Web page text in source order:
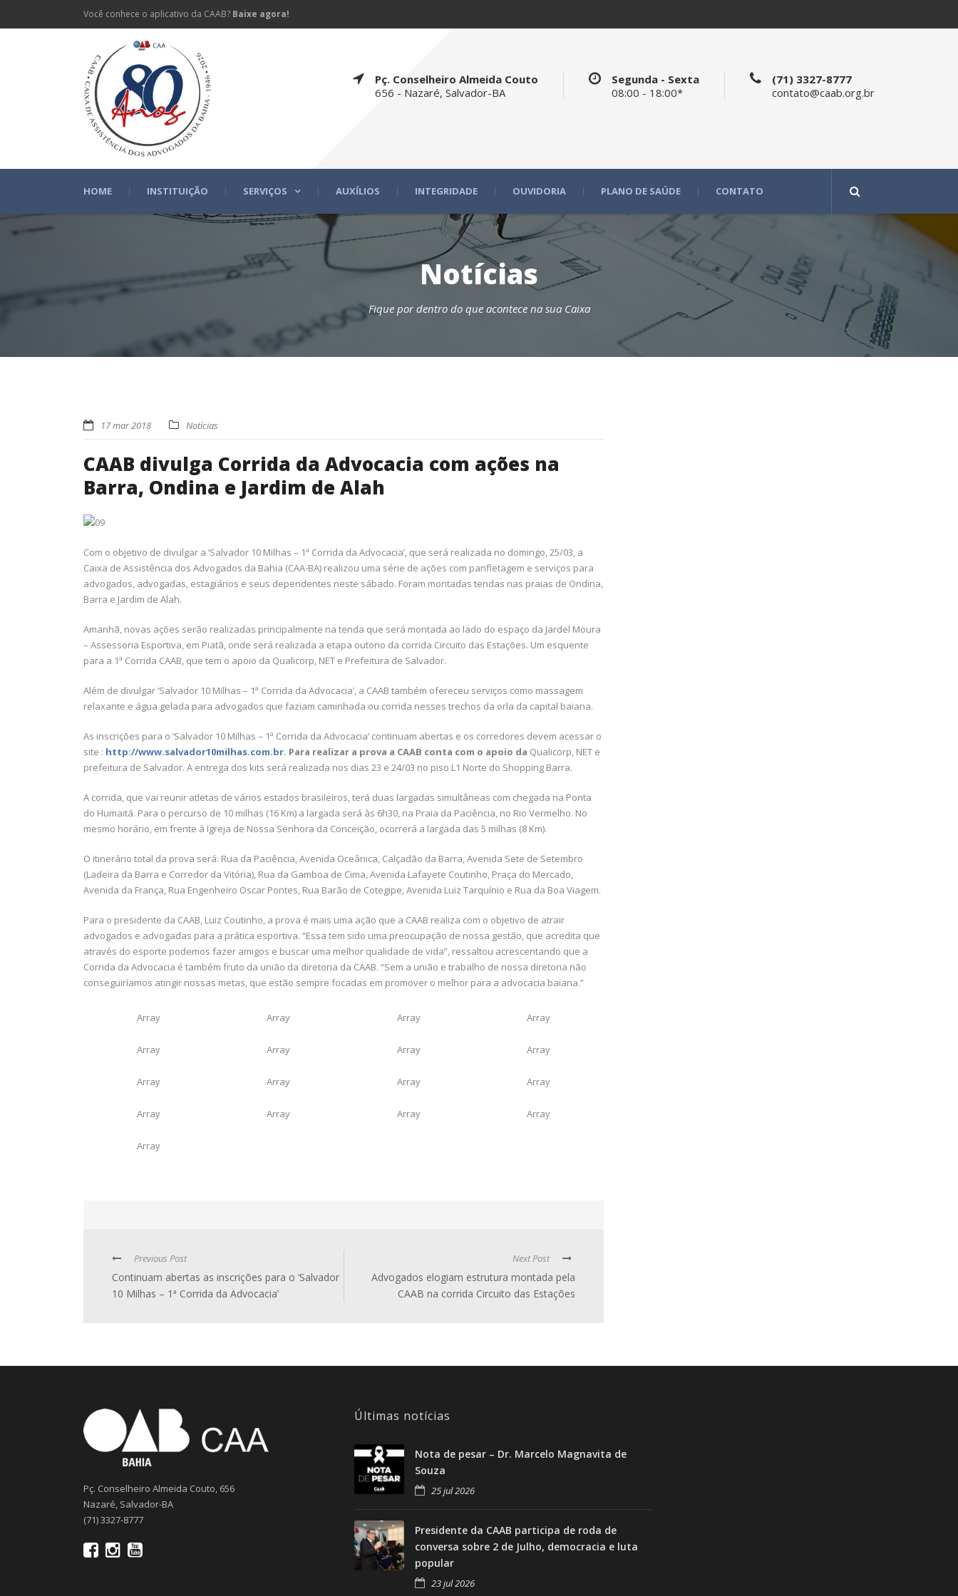
Você conhece o aplicativo da CAAB? Baixe agora!
Pç. Conselheiro Almeida Couto
656 - Nazaré, Salvador-BA
Segunda - Sexta
08:00 - 18:00*
(71) 3327-8777
contato@caab.org.br
HOME INSTITUIÇÃO SERVIÇOS AUXÍLIOS INTEGRIDADE OUVIDORIA PLANO DE SAÚDE CONTATO
Notícias
Fique por dentro do que acontece na sua Caixa
17 mar 2018 Notícias
CAAB divulga Corrida da Advocacia com ações na
Barra, Ondina e Jardim de Alah
Com o objetivo de divulgar a ‘Salvador 10 Milhas – 1ª Corrida da Advocacia’, que será realizada no domingo, 25/03, a
Caixa de Assistência dos Advogados da Bahia (CAA-BA) realizou uma série de ações com panfletagem e serviços para
advogados, advogadas, estagiários e seus dependentes neste sábado. Foram montadas tendas nas praias de Ondina,
Barra e Jardim de Alah.
Amanhã, novas ações serão realizadas principalmente na tenda que será montada ao lado do espaço da Jardel Moura
– Assessoria Esportiva, em Piatã, onde será realizada a etapa outono da corrida Circuito das Estações. Um esquente
para a 1ª Corrida CAAB, que tem o apoio da Qualicorp, NET e Prefeitura de Salvador.
Além de divulgar ‘Salvador 10 Milhas – 1ª Corrida da Advocacia’, a CAAB também ofereceu serviços como massagem
relaxante e água gelada para advogados que faziam caminhada ou corrida nesses trechos da orla da capital baiana.
As inscrições para o ‘Salvador 10 Milhas – 1ª Corrida da Advocacia’ continuam abertas e os corredores devem acessar o
site : http://www.salvador10milhas.com.br. Para realizar a prova a CAAB conta com o apoio da Qualicorp, NET e
prefeitura de Salvador. A entrega dos kits será realizada nos dias 23 e 24/03 no piso L1 Norte do Shopping Barra.
A corrida, que vai reunir atletas de vários estados brasileiros, terá duas largadas simultâneas com chegada na Ponta
do Humaitá. Para o percurso de 10 milhas (16 Km) a largada será às 6h30, na Praia da Paciência, no Rio Vermelho. No
mesmo horário, em frente à Igreja de Nossa Senhora da Conceição, ocorrerá a largada das 5 milhas (8 Km).
O itinerário total da prova será: Rua da Paciência, Avenida Oceânica, Calçadão da Barra, Avenida Sete de Setembro
(Ladeira da Barra e Corredor da Vitória), Rua da Gamboa de Cima, Avenida Lafayete Coutinho, Praça do Mercado,
Avenida da França, Rua Engenheiro Oscar Pontes, Rua Barão de Cotegipe, Avenida Luiz Tarquínio e Rua da Boa Viagem.
Para o presidente da CAAB, Luiz Coutinho, a prova é mais uma ação que a CAAB realiza com o objetivo de atrair
advogados e advogadas para a prática esportiva. “Essa tem sido uma preocupação de nossa gestão, que acredita que
através do esporte podemos fazer amigos e buscar uma melhor qualidade de vida”, ressaltou acrescentando que a
Corrida da Advocacia é também fruto da união da diretoria da CAAB. “Sem a união e trabalho de nossa diretoria não
conseguiríamos atingir nossas metas, que estão sempre focadas em promover o melhor para a advocacia baiana.”
Array Array Array Array
Array Array Array Array
Array Array Array Array
Array Array Array Array
Array
Previous Post
Continuam abertas as inscrições para o ‘Salvador
10 Milhas – 1ª Corrida da Advocacia’
Next Post
Advogados elogiam estrutura montada pela
CAAB na corrida Circuito das Estações
Pç. Conselheiro Almeida Couto, 656
Nazaré, Salvador-BA
(71) 3327-8777
Últimas notícias
Nota de pesar – Dr. Marcelo Magnavita de
Souza
25 jul 2026
Presidente da CAAB participa de roda de
conversa sobre 2 de Julho, democracia e luta
popular
23 jul 2026